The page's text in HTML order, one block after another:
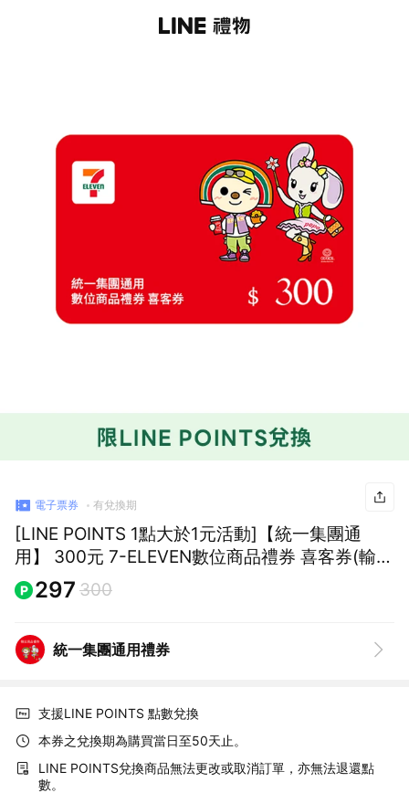
電子票券 有兌換期
[LINE POINTS 1點大於1元活動]【統一集團通
用】 300元 7-ELEVEN數位商品禮券 喜客券(輸入
序號後．可分次使用)
297 300
統一集團通用禮券
支援LINE POINTS 點數兌換
本券之兌換期為購買當日至50天止。
LINE POINTS兌換商品無法更改或取消訂單，亦無法退還點
數。